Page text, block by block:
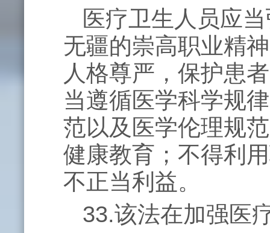
医疗卫生人员应
无疆的崇高职业精
人格尊严，保护患
当遵循医学科学规
范以及医学伦理规
健康教育；不得利
不正当利益。
33.该法在加强医